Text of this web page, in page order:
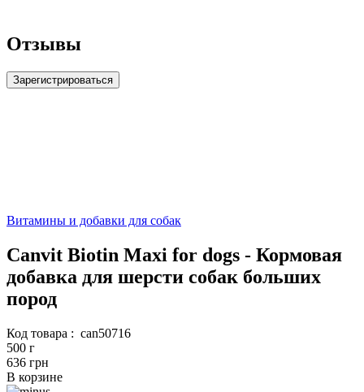
Отзывы
Зарегистрироваться
Витамины и добавки для собак
Canvit Biotin Maxi for dogs - Кормовая
добавка для шерсти собак больших
пород
Код товара : can50716
500 г
636 грн
В корзине